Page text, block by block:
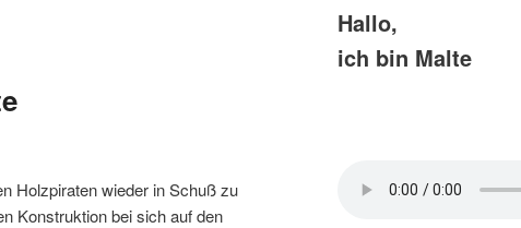
Holzpiraten wieder in Schuß zu
Konstruktion bei sich auf den
Hallo,
ich bin Malte